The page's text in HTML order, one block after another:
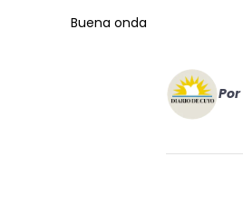
Buena onda
Por